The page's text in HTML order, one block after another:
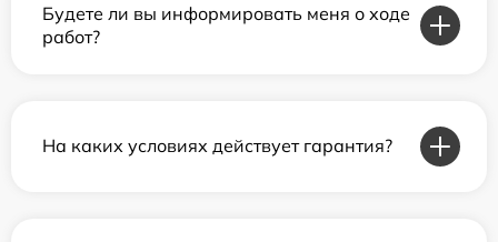
Будете ли вы информировать меня о ходе
работ?
На каких условиях действует гарантия?